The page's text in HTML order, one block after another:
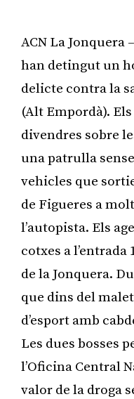
ACN La Jonquera
han detingut un
delicte contra la
(Alt Empordà).
divendres sobre
una patrulla
vehicles que
de Figueres a
l’autopista. Els
cotxes a l’entrada
de la Jonquera.
que dins del
d’esport amb
Les dues bosses
l’Oficina Central
valor de la droga